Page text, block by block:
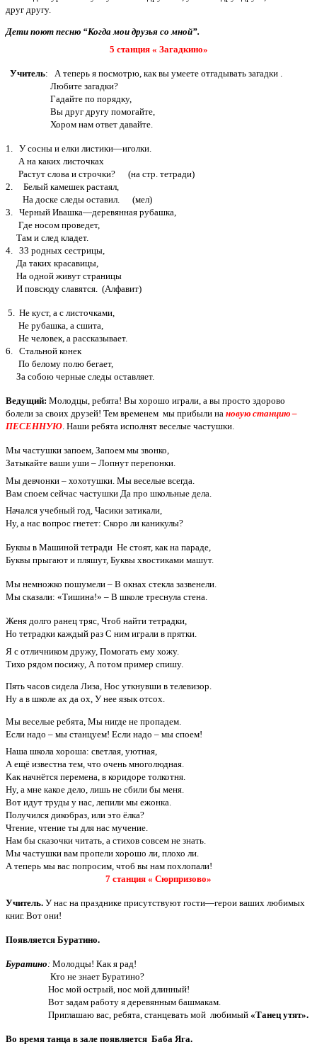
друг другу.
Дети поют песню “Когда мои друзья со мной”.
5 станция « Загадкино»
Учитель: А теперь я посмотрю, как вы умеете отгадывать загадки .
Любите загадки?
Гадайте по порядку,
Вы друг другу помогайте,
Хором нам ответ давайте.
1. У сосны и елки листики—иголки.
А на каких листочках
Растут слова и строчки? (на стр. тетради)
2. Белый камешек растаял,
На доске следы оставил. (мел)
3. Черный Ивашка—деревянная рубашка,
Где носом проведет,
Там и след кладет.
4. 33 родных сестрицы,
Да таких красавицы,
На одной живут страницы
И повсюду славятся. (Алфавит)
5. Не куст, а с листочками,
Не рубашка, а сшита,
Не человек, а рассказывает.
6. Стальной конек
По белому полю бегает,
За собою черные следы оставляет.
Ведущий: Молодцы, ребята! Вы хорошо играли, а вы просто здорово
болели за своих друзей! Тем временем мы прибыли на новую станцию –
ПЕСЕННУЮ. Наши ребята исполнят веселые частушки.
Мы частушки запоем, Запоем мы звонко,
Затыкайте ваши уши – Лопнут перепонки.
Мы девчонки – хохотушки. Мы веселые всегда.
Вам споем сейчас частушки Да про школьные дела.
Начался учебный год, Часики затикали,
Ну, а нас вопрос гнетет: Скоро ли каникулы?
Буквы в Машиной тетради Не стоят, как на параде,
Буквы прыгают и пляшут, Буквы хвостиками машут.
Мы немножко пошумели – В окнах стекла зазвенели.
Мы сказали: «Тишина!» – В школе треснула стена.
Женя долго ранец тряс, Чтоб найти тетрадки,
Но тетрадки каждый раз С ним играли в прятки.
Я с отличником дружу, Помогать ему хожу.
Тихо рядом посижу, А потом пример спишу.
Пять часов сидела Лиза, Нос уткнувши в телевизор.
Ну а в школе ах да ох, У нее язык отсох.
Мы веселые ребята, Мы нигде не пропадем.
Если надо – мы станцуем! Если надо – мы споем!
Наша школа хороша: светлая, уютная,
А ещё известна тем, что очень многолюдная.
Как начнётся перемена, в коридоре толкотня.
Ну, а мне какое дело, лишь не сбили бы меня.
Вот идут труды у нас, лепили мы ежонка.
Получился дикобраз, или это ёлка?
Чтение, чтение ты для нас мучение.
Нам бы сказочки читать, а стихов совсем не знать.
Мы частушки вам пропели хорошо ли, плохо ли.
А теперь мы вас попросим, чтоб вы нам похлопали!
7 станция « Сюрпризово»
Учитель. У нас на празднике присутствуют гости—герои ваших любимых
книг. Вот они!
Появляется Буратино.
Буратино: Молодцы! Как я рад!
Кто не знает Буратино?
Нос мой острый, нос мой длинный!
Вот задам работу я деревянным башмакам.
Приглашаю вас, ребята, станцевать мой любимый «Танец утят».
Во время танца в зале появляется Баба Яга.